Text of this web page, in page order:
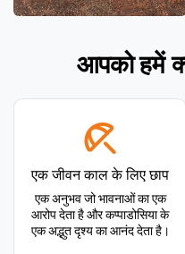
आपको हमें
एक जीवन काल के लिए छाप
एक अनुभव जो भावनाओं का एक
आरोप देता है और कप्पाडोसिया के
एक अद्भुत दृश्य का आनंद देता है।